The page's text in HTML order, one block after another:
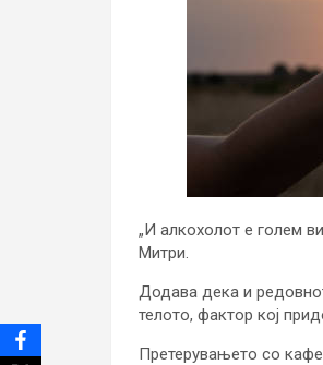
„И алкохолот е голем
Митри.
Додава дека и
телото, фактор кој
Претерувањето со